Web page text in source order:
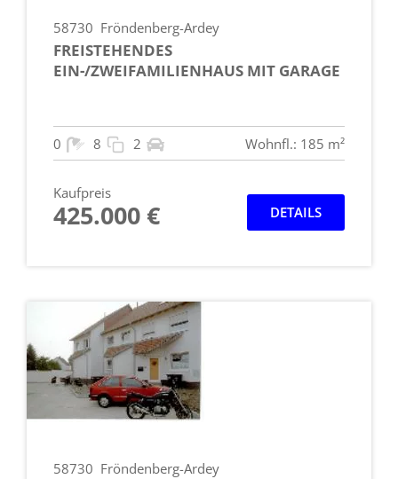
58730 Fröndenberg-Ardey
FREISTEHENDES
EIN-/ZWEIFAMILIENHAUS MIT GARAGE
0 8 2 Wohnfl.: 185 m²
Kaufpreis
425.000 € DETAILS
58730 Fröndenberg-Ardey